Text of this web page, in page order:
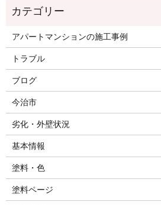
アパートマンションの施工事例
トラブル
ブログ
今治市
劣化・外壁状況
基本情報
塗料・色
塗料ページ